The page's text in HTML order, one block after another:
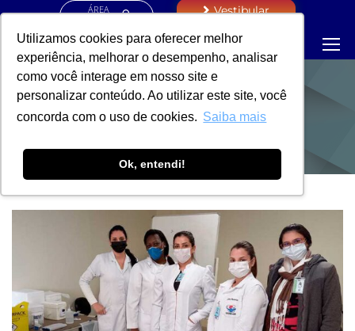
Utilizamos cookies para oferecer melhor
experiência, melhorar o desempenho, analisar
como você interage em nosso site e
personalizar conteúdo. Ao utilizar este site, você
concorda com o uso de cookies. Saiba mais
Ok, entendi!
ÁREA
Vestibular
NOTÍCIAS